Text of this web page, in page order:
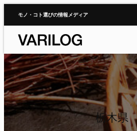
キ
ッ
プ
モノ・コト選びの情報メディア
栃木県